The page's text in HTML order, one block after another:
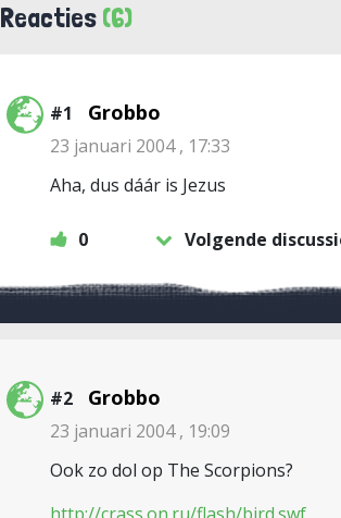
Reacties (6)
#1 Grobbo
23 januari 2004 , 17:33
Aha, dus dáár is Jezus
0 Volgende
#2 Grobbo
23 januari 2004 , 19:09
Ook zo dol op The Scorpions?